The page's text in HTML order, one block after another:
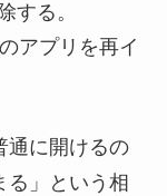
する。
アプリを再イ
通に開けるの
る」という相